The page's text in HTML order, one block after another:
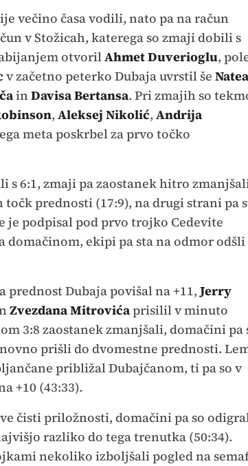
večino časa vodili, nato pa na račun
v Stožicah, katerega so zmaji dobili s
otvorilAhmet Duverioglu,
v začetno peterko Dubaja uvrstil še Natea
inDavisa Bertansa. Pri zmajih so
, Aleksej Nikolić, Andrija
meta poskrbel za prvo točko
6:1, zmaji pa zaostanek hitro
prednosti (17:9), na drugi strani pa
je podpisal pod prvo trojko Cedevite
ekipi pa sta na odmor odšli
prednost Dubaja povišal na +11,Jerry
Zvezdana Mitrovićaprisilil v minuto
3:8 zaostanek zmanjšali, domačini pa
prišli do dvomestne prednosti.
približal Dubajčanom, ti pa so v
+10 (43:33).
čisti priložnosti, domačini pa so
razliko do tega trenutka (50:34).
nekoliko izboljšali pogled na